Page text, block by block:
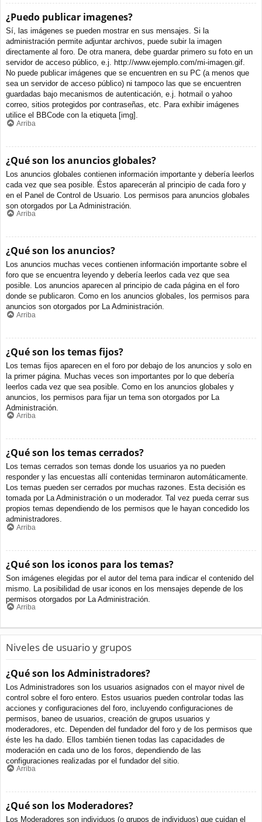
¿Puedo publicar imagenes?
Sí, las imágenes se pueden mostrar en sus mensajes. Si la
administración permite adjuntar archivos, puede subir la imagen
directamente al foro. De otra manera, debe guardar primero su foto en un
servidor de acceso público, e.j. http://www.ejemplo.com/mi-imagen.gif.
No puede publicar imágenes que se encuentren en su PC (a menos que
sea un servidor de acceso público) ni tampoco las que se encuentren
guardadas bajo mecanismos de autenticación, e.j. hotmail o yahoo
correo, sitios protegidos por contraseñas, etc. Para exhibir imágenes
utilice el BBCode con la etiqueta [img].
Arriba
¿Qué son los anuncios globales?
Los anuncios globales contienen información importante y debería leerlos
cada vez que sea posible. Éstos aparecerán al principio de cada foro y
en el Panel de Control de Usuario. Los permisos para anuncios globales
son otorgados por La Administración.
Arriba
¿Qué son los anuncios?
Los anuncios muchas veces contienen información importante sobre el
foro que se encuentra leyendo y debería leerlos cada vez que sea
posible. Los anuncios aparecen al principio de cada página en el foro
donde se publicaron. Como en los anuncios globales, los permisos para
anuncios son otorgados por La Administración.
Arriba
¿Qué son los temas fijos?
Los temas fijos aparecen en el foro por debajo de los anuncios y solo en
la primer página. Muchas veces son importantes por lo que debería
leerlos cada vez que sea posible. Como en los anuncios globales y
anuncios, los permisos para fijar un tema son otorgados por La
Administración.
Arriba
¿Qué son los temas cerrados?
Los temas cerrados son temas donde los usuarios ya no pueden
responder y las encuestas allí contenidas terminaron automáticamente.
Los temas pueden ser cerrados por muchas razones. Esta decisión es
tomada por La Administración o un moderador. Tal vez pueda cerrar sus
propios temas dependiendo de los permisos que le hayan concedido los
administradores.
Arriba
¿Qué son los iconos para los temas?
Son imágenes elegidas por el autor del tema para indicar el contenido del
mismo. La posibilidad de usar iconos en los mensajes depende de los
permisos otorgados por La Administración.
Arriba
Niveles de usuario y grupos
¿Qué son los Administradores?
Los Administradores son los usuarios asignados con el mayor nivel de
control sobre el foro entero. Estos usuarios pueden controlar todas las
acciones y configuraciones del foro, incluyendo configuraciones de
permisos, baneo de usuarios, creación de grupos usuarios y
moderadores, etc. Dependen del fundador del foro y de los permisos que
éste les ha dado. Ellos también tienen todas las capacidades de
moderación en cada uno de los foros, dependiendo de las
configuraciones realizadas por el fundador del sitio.
Arriba
¿Qué son los Moderadores?
Los Moderadores son individuos (o grupos de individuos) que cuidan el